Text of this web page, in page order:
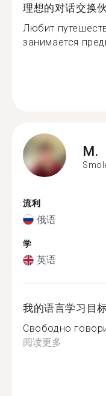
理想的对话交换
Любит
занимается
M.
流利
俄语
学
英语
我的语言学习目
Свободно
阅读更多